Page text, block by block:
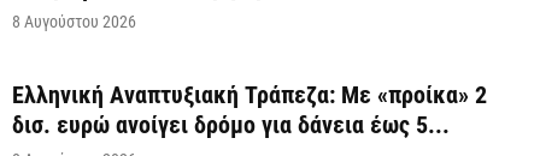
8 Αυγούστου 2026
Ελληνική Αναπτυξιακή Τράπεζα: Με «προίκα» 2
δισ. ευρώ ανοίγει δρόμο για δάνεια έως 5...